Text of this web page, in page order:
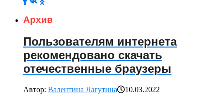
Архив
Пользователям интернета
рекомендовано скачать
отечественные браузеры
Автор: Валентина Лагутина
10.03.2022